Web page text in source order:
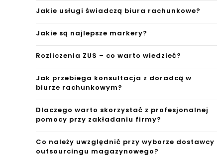
Jakie usługi świadczą biura rachunkowe?
Jakie są najlepsze markery?
Rozliczenia ZUS – co warto wiedzieć?
Jak przebiega konsultacja z doradcą w
biurze rachunkowym?
Dlaczego warto skorzystać z profesjonalnej
pomocy przy zakładaniu firmy?
Co należy uwzględnić przy wyborze dostawcy
outsourcingu magazynowego?